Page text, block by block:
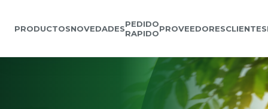
PRODUCTOSNOVEDADESPEDIDO
RAPIDOPROVEEDORESCLIENTES